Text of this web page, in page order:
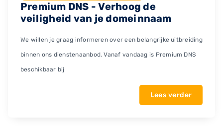
Premium DNS - Verhoog de
veiligheid van je domeinnaam
We willen je graag informeren over een belangrijke uitbreiding
binnen ons dienstenaanbod. Vanaf vandaag is Premium DNS
beschikbaar bij
Lees verder